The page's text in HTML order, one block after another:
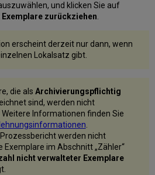
und klicken Sie auf
zurückziehen.
erscheint derzeit nur dann, wenn
Lokalsatz gibt.
die als Archivierungspflichtig
sind, werden nicht
Weitere Informationen finden Sie
Prozessbericht werden nicht
Exemplare im Abschnitt „Zähler“
nicht verwalteter Exemplare